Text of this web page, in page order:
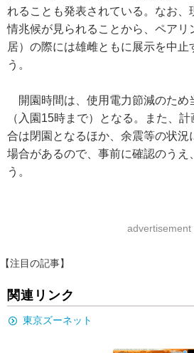
れることも発表されている。なお、
情兆候が見られることから、ペアリ
居）の際には雄雌ともに展示を中止
う。
開園時間は、使用電力節減のため
（入園15時まで）となる。また、
合は閉園となるほか、余震等の状況
場合があるので、事前に確認のうえ
う。
advertisement
【注目の記事】
関連リンク
東京ズーネット